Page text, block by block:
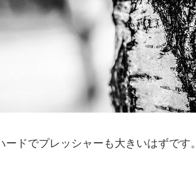
ドでプレッシャーも大きいはずです。